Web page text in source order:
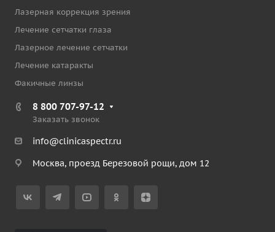
Лазерная коррекция зрения
Лечение сетчатки глаза
Лазерное лечение сетчатки
Лечение катаракты
Факичные линзы
8 800 707-97-12
Заказать звонок
info@clinicaspectr.ru
Москва, проезд Березовой рощи, дом 12